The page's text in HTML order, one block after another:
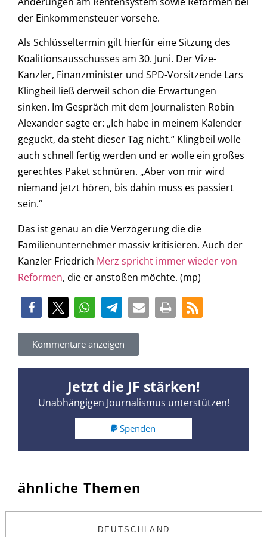
der Einkommensteuer vorsehe.
Als Schlüsseltermin gilt hierfür eine Sitzung des
Koalitionsausschusses am 30. Juni. Der Vize-
Kanzler, Finanzminister und SPD-Vorsitzende Lars
Klingbeil ließ derweil schon die Erwartungen
sinken. Im Gespräch mit dem Journalisten Robin
Alexander sagte er: „Ich habe in meinem Kalender
geguckt, da steht dieser Tag nicht.“ Klingbeil wolle
auch schnell fertig werden und er wolle ein großes
gerechtes Paket schnüren. „Aber von mir wird
niemand jetzt hören, bis dahin muss es passiert
sein.“
Das ist genau an die Verzögerung die die
Familienunternehmer massiv kritisieren. Auch der
Kanzler Friedrich Merz spricht immer wieder von
Reformen, die er anstoßen möchte. (mp)
Kommentare anzeigen
Jetzt die JF stärken!
Unabhängigen Journalismus unterstützen!
Spenden
ähnliche Themen
DEUTSCHLAND